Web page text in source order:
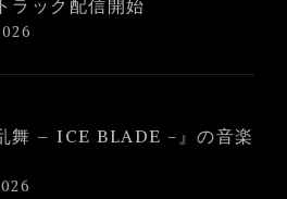
ラック配信開始
舞 – ICE BLADE -』の音楽